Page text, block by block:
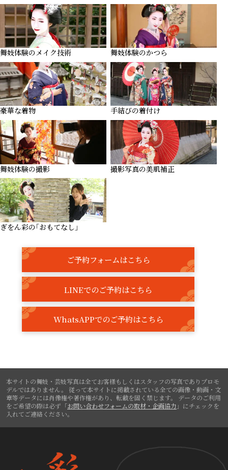
舞妓体験のメイク技術 舞妓体験のかつら
豪華な着物 手結びの着付け
舞妓体験の撮影 撮影写真の美肌補正
ぎをん彩の｢おもてなし｣
ご予約フォームはこちら
LINEでのご予約はこちら
WhatsAPPでのご予約はこちら
本サイトの舞妓・芸妓写真は全てお客様もしくはスタッフの写真でありプロモ
デルではありません。
従って本サイトに掲載されている全ての画像・動画・文
章等データには肖像権や著作権があり、転載を固く禁じます。
データのご利用
をご希望の際は必ず「お問い合わせフォームの取材・企画協力 」にチェックを
入れてご連絡ください。